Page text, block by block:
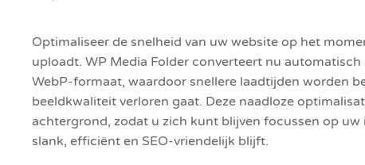
Optimaliseer de snelheid van uw website op het
uploadt. WP Media Folder converteert nu
WebP-formaat, waardoor snellere laadtijden worden
beeldkwaliteit verloren gaat. Deze naadloze
achtergrond, zodat u zich kunt blijven focussen op
slank, efficiënt en SEO-vriendelijk blijft.